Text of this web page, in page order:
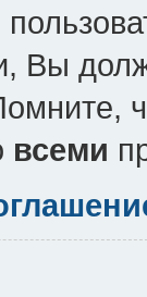
Вы
всеми